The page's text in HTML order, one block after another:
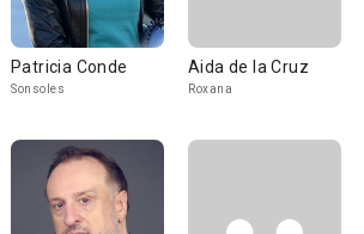
Patricia Conde
Sonsoles
Aida de la Cruz
Roxana